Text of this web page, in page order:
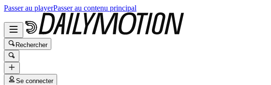
Passer au playerPasser au contenu principal
Rechercher
Se connecter